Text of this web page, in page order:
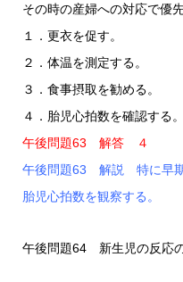
その時の産婦への対応で優
１．更衣を促す。
２．体温を測定する。
３．食事摂取を勧める。
４．胎児心拍数を確認する。
午後問題63 解答 ４
午後問題63 解説 特に早期
胎児心拍数を観察する。
午後問題64 新生児の反応の